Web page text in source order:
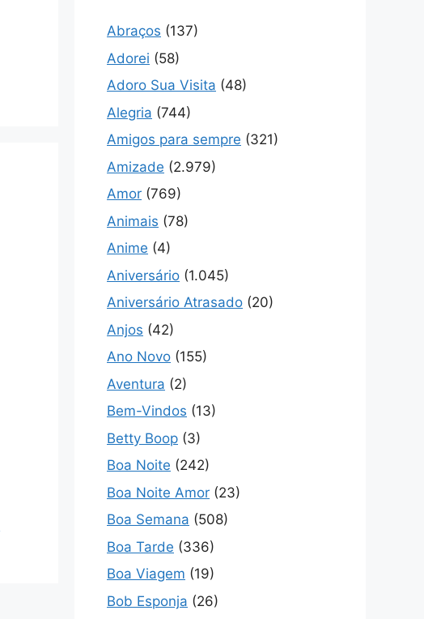
Abraços (137)
Adorei (58)
Adoro Sua Visita (48)
Alegria (744)
Amigos para sempre (321)
Amizade (2.979)
Amor (769)
Animais (78)
Anime (4)
Aniversário (1.045)
Aniversário Atrasado (20)
Anjos (42)
Ano Novo (155)
Aventura (2)
Bem-Vindos (13)
Betty Boop (3)
Boa Noite (242)
Boa Noite Amor (23)
Boa Semana (508)
Boa Tarde (336)
Boa Viagem (19)
Bob Esponja (26)